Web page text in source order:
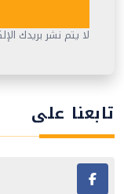
لا يتم نشر بريدك
تابعنا على